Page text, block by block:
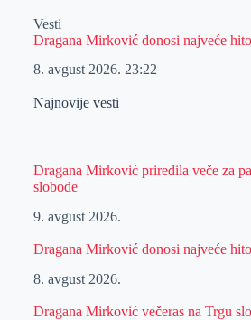
Vesti
Dragana Mirković donosi najveće
8. avgust 2026. 23:22
Najnovije vesti
Dragana Mirković priredila veče za
slobode
9. avgust 2026.
Dragana Mirković donosi najveće
8. avgust 2026.
Dragana Mirković večeras na Trgu